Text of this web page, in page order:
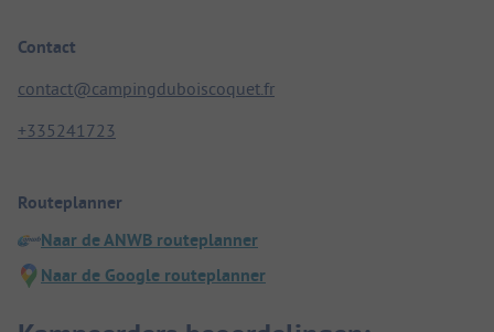
Contact
contact@campingduboiscoquet.fr
+335241723
Routeplanner
Naar de ANWB routeplanner
Naar de Google routeplanner